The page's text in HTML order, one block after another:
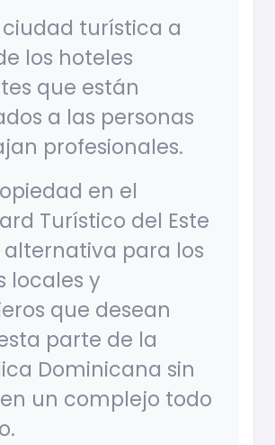
ciudad turística a
los hoteles
que están
a las personas
profesionales.
en el
Turístico del Este
alternativa para los
locales y
que desean
parte de la
Dominicana sin
un complejo todo